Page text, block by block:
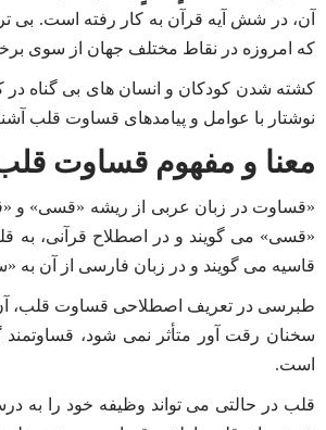
آن، در شش آیه قرآن به کار رفته است. بی
که امروزه در نقاط مختلف جهان از سوی
کشته شدن کودکان و انسان های بی گناه در
نوشتار با عوامل و پیامدهای قساوت قلب
معنا و مفهوم قساوت
‌«قساوت در زبان عربی از ریشه «قسی» و
«قسی» می‌ گویند و در اصطلاح قرآنی، به
قاسیه می ‌گویند و در زبان فارسی از آن به
طبرسی در تعریف اصطلاحی قساوت قلب، آن
سخنان رقت‌ آور متأثر نمی ‌شود،
است.
قلب در حالتی می ‌تواند وظیفه خود را به